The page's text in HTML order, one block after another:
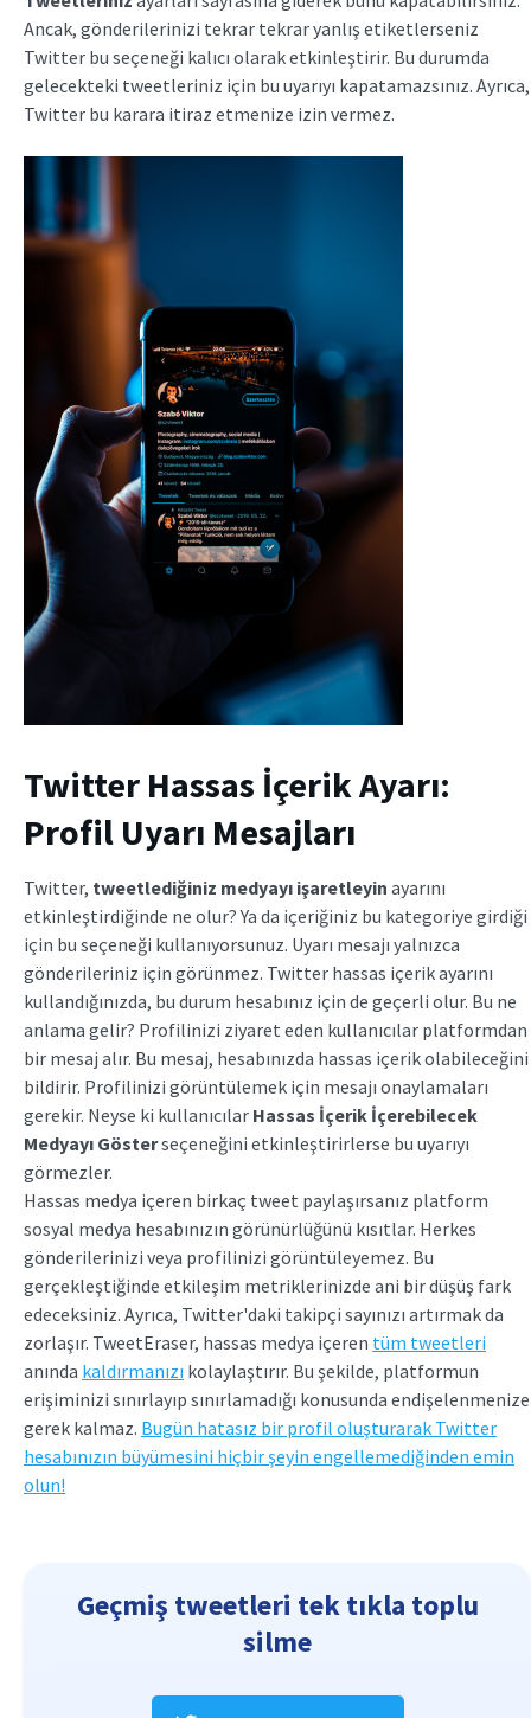
Ancak, gönderilerinizi tekrar tekrar yanlış etiketlerseniz
Twitter bu seçeneği kalıcı olarak etkinleştirir. Bu durumda
gelecekteki tweetleriniz için bu uyarıyı kapatamazsınız. Ayrıca,
Twitter bu karara itiraz etmenize izin vermez.
Twitter Hassas İçerik Ayarı:
Profil Uyarı Mesajları
Twitter, tweetlediğiniz medyayı işaretleyin ayarını
etkinleştirdiğinde ne olur? Ya da içeriğiniz bu kategoriye girdiği
için bu seçeneği kullanıyorsunuz. Uyarı mesajı yalnızca
gönderileriniz için görünmez. Twitter hassas içerik ayarını
kullandığınızda, bu durum hesabınız için de geçerli olur. Bu ne
anlama gelir? Profilinizi ziyaret eden kullanıcılar platformdan
bir mesaj alır. Bu mesaj, hesabınızda hassas içerik olabileceğini
bildirir. Profilinizi görüntülemek için mesajı onaylamaları
gerekir. Neyse ki kullanıcılar Hassas İçerik İçerebilecek
Medyayı Gösterseçeneğini etkinleştirirlerse bu uyarıyı
görmezler.
Hassas medya içeren birkaç tweet paylaşırsanız platform
sosyal medya hesabınızın görünürlüğünü kısıtlar. Herkes
gönderilerinizi veya profilinizi görüntüleyemez. Bu
gerçekleştiğinde etkileşim metriklerinizde ani bir düşüş fark
edeceksiniz. Ayrıca, Twitter'daki takipçi sayınızı artırmak da
zorlaşır. TweetEraser, hassas medya içeren tüm tweetleri
anında kaldırmanızı kolaylaştırır. Bu şekilde, platformun
erişiminizi sınırlayıp sınırlamadığı konusunda endişelenmenize
gerek kalmaz. Bugün hatasız bir profil oluşturarak Twitter
hesabınızın büyümesini hiçbir şeyin engellemediğinden emin
olun!
Geçmiş tweetleri tek tıkla toplu
silme